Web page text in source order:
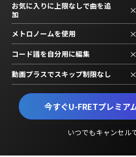
今すぐU-FRETプレミア
いつでもキャンセル
お気に入りに上限なしで曲を追
加
×
メトロノームを使用 ×
コード譜を自分用に編集 ×
動画プラスでスキップ制限なし ×